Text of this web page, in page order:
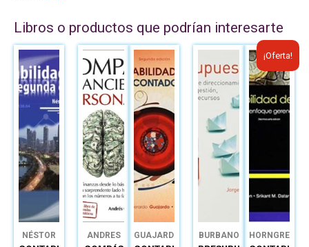
Libros o productos que podrían interesarte
NÉSTOR
ANDRES
GUAJARDO BURBANO
¡Oferta!
HORNGREN
El
precio
original
era:
B/.37.10.
El
precio
actual
es:
B/